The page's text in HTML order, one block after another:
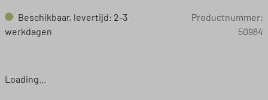
Beschikbaar, levertijd: 2-3
werkdagen
Productnummer:
50984
Loading...